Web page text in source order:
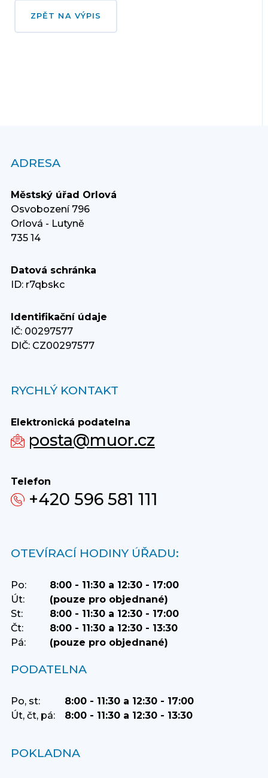
ZPĚT NA VÝPIS
ADRESA
Městský úřad Orlová
Osvobození 796
Orlová - Lutyně
735 14
Datová schránka
ID: r7qbskc
Identifikační údaje
IČ: 00297577
DIČ: CZ00297577
RYCHLÝ KONTAKT
Elektronická podatelna
posta@muor.cz
Telefon
+420 596 581 111
OTEVÍRACÍ HODINY ÚŘADU:
Po:
8:00 - 11:30 a 12:30 - 17:00
Út:
(pouze pro objednané)
St:
8:00 - 11:30 a 12:30 - 17:00
Čt:
8:00 - 11:30 a 12:30 - 13:30
Pá:
(pouze pro objednané)
PODATELNA
Po, st:
8:00 - 11:30 a 12:30 - 17:00
Út, čt, pá:
8:00 - 11:30 a 12:30 - 13:30
POKLADNA